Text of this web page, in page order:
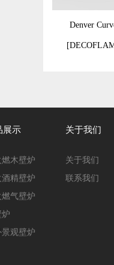
Denver
展示
燃木壁炉
酒精壁炉
燃气壁炉
炉
景观壁炉
关于我们
关于我们
联系我们